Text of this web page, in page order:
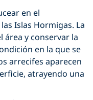
en el
Islas Hormigas. La
área y conservar la
en la que se
arrecifes aparecen
atrayendo una